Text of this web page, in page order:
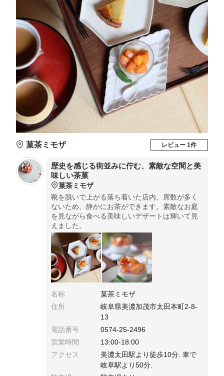
菓茶ミモザ レビュー 1件
歴史を感じる街並みに佇む、素敵な空間と美
味しい茶菓
菓茶ミモザ
靴を脱いで上がる落ち着いた店内、席数が多く
ないため、静かにお茶ができます。素敵なお庭
を見ながら食べる美味しいデザートは輝いて見
えました。
名称
菓茶ミモザ
住所
岐阜県美濃加茂市太田本町2-8-
13
電話番号
0574-25-2496
営業時間
13:00-18:00
アクセス
美濃太田駅より徒歩10分. 車で
岐阜駅より50分.